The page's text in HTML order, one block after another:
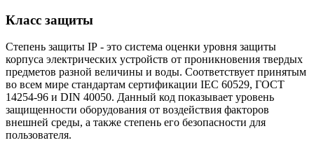
Класс защиты
Степень защиты IP - это система оценки уровня защиты
корпуса электрических устройств от проникновения твердых
предметов разной величины и воды. Соответствует принятым
во всем мире стандартам сертификации IEC 60529, ГОСТ
14254-96 и DIN 40050. Данный код показывает уровень
защищенности оборудования от воздействия факторов
внешней среды, а также степень его безопасности для
пользователя.